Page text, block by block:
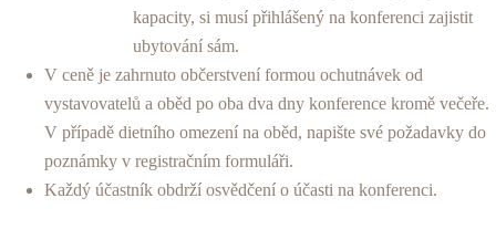
kapacity, si musí přihlášený na konferenci zajistit
ubytování sám.
V ceně je zahrnuto občerstvení formou ochutnávek od
vystavovatelů a oběd po oba dva dny konference kromě večeře.
V případě dietního omezení na oběd, napište své požadavky do
poznámky v registračním formuláři.
Každý účastník obdrží osvědčení o účasti na konferenci.